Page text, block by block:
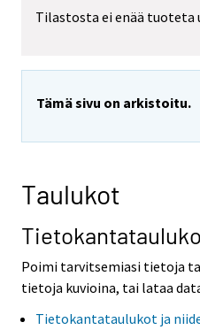
Tilastosta ei enää tuoteta
Tämä sivu on arkistoitu.
Taulukot
Poimi tarvitsemiasi tietoja
tietoja kuvioina, tai lataa
Tietokantataulukot ja